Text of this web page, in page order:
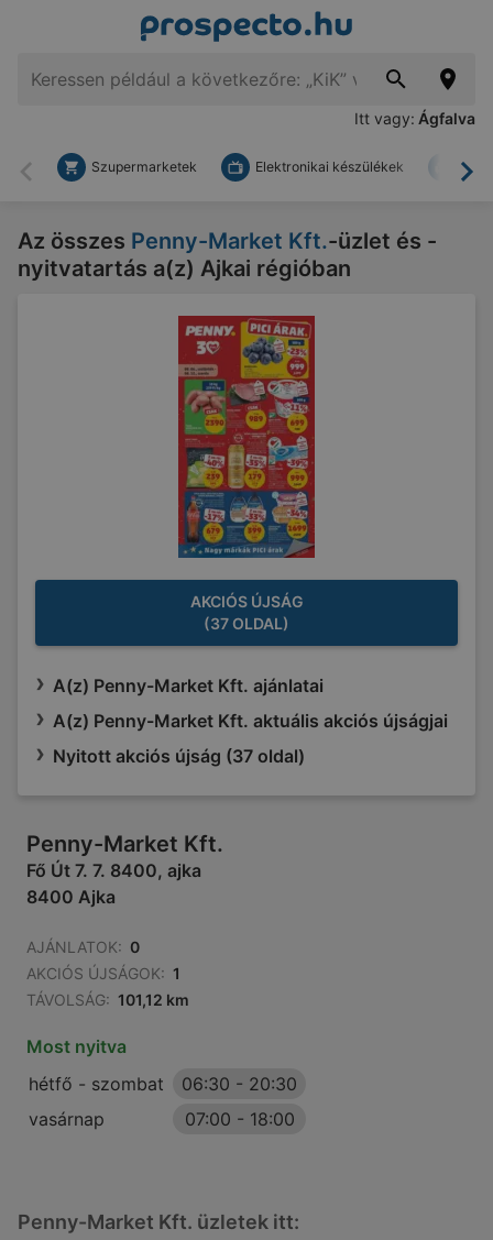
Itt vagy: Ágfalva
Vissza
Szupermarketek Elektronikai készülékek
Az összes Penny-Market Kft.-üzlet és -
nyitvatartás a(z) Ajkai régióban
AKCIÓS ÚJSÁG
(37 OLDAL)
A(z) Penny-Market Kft. ajánlatai
A(z) Penny-Market Kft. aktuális akciós újságjai
Nyitott akciós újság (37 oldal)
Penny-Market Kft.
Fő Út 7. 7. 8400, ajka
8400 Ajka
AJÁNLATOK: 0
AKCIÓS ÚJSÁGOK: 1
TÁVOLSÁG: 101,12 km
Most nyitva
hétfő - szombat
06:30 - 20:30
vasárnap
07:00 - 18:00
Penny-Market Kft. üzletek itt: